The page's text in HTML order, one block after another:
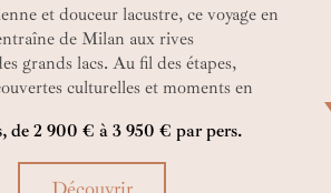
et douceur lacustre, ce voyage en
de Milan aux rives
grands lacs. Au fil des étapes,
culturelles et moments en
à travers cet itinéraire rempli
et de plaisirs simples. Soyez
magie de cette Italie du Nord.
de 2 900 € à 3 950 € par pers.